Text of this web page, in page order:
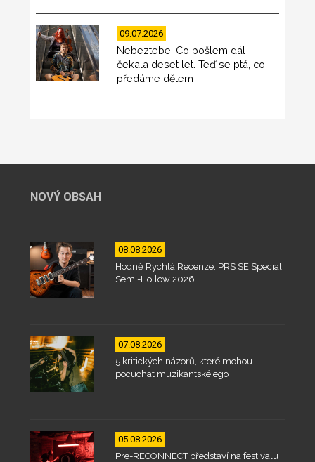
09.07.2026
Nebeztebe: Co pošlem dál
čekala deset let. Teď se ptá, co
předáme dětem
NOVÝ OBSAH
08.08.2026
Hodně Rychlá Recenze: PRS SE Special
Semi-Hollow 2026
07.08.2026
5 kritických názorů, které mohou
pocuchat muzikantské ego
05.08.2026
Pre-RECONNECT představí na festivalu